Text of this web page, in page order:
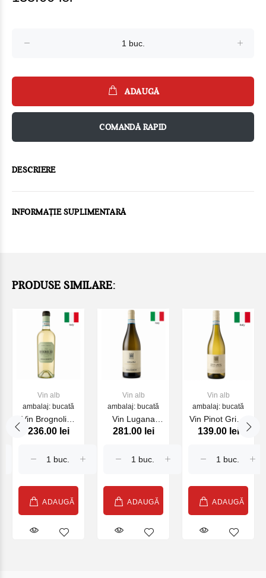
ADAUGĂ
COMANDĂ RAPID
DESCRIERE
INFORMAȚIE SUPLIMENTARĂ
PRODUSE SIMILARE:
Vin alb
ambalaj: bucată
Vin Brognoligo
Soave Cecilia
alb, 750 ml
236.00 lei
ADAUGĂ
Vin alb
ambalaj: bucată
Vin Lugana
2024 Cecilia
sec, 750 ml
281.00 lei
ADAUGĂ
Vin alb
ambalaj: bucată
Vin Pinot Grigio
Delle Venezie
sec alb, 750 ml
139.00 lei
ADAUGĂ